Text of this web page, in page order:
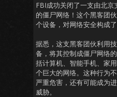
FBI成功关闭了一支由北京
的僵尸网络！这个黑客团
个设备，对网络安全构成了
据悉，这支黑客团伙利用
备，将其控制成僵尸网络
括计算机、智能手机、家
个巨大的网络。这种行为
严重危害，还有可能成为
威胁。